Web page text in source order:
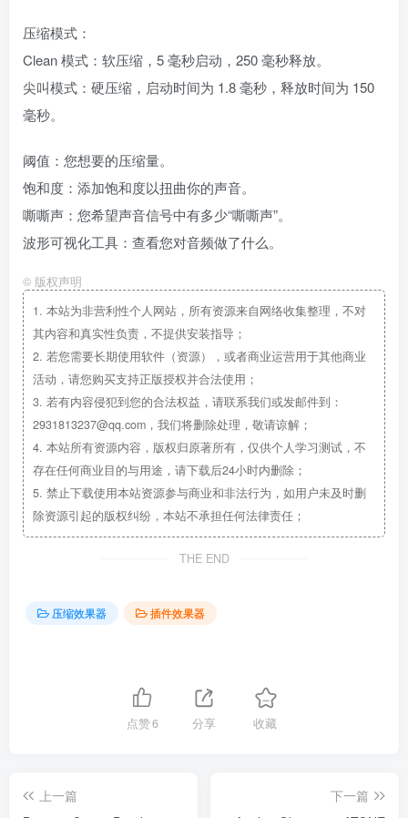
压缩模式：
Clean 模式：软压缩，5 毫秒启动，250 毫秒释放。
尖叫模式：硬压缩，启动时间为 1.8 毫秒，释放时间为 150
毫秒。
阈值：您想要的压缩量。
饱和度：添加饱和度以扭曲你的声音。
嘶嘶声：您希望声音信号中有多少“嘶嘶声”。
波形可视化工具：查看您对音频做了什么。
© 版权声明
1. 本站为非营利性个人网站，所有资源来自网络收集整理，不对
其内容和真实性负责，不提供安装指导；
2. 若您需要长期使用软件（资源），或者商业运营用于其他商业
活动，请您购买支持正版授权并合法使用；
3. 若有内容侵犯到您的合法权益，请联系我们或发邮件到：
2931813237@qq.com，我们将删除处理，敬请谅解；
4. 本站所有资源内容，版权归原著所有，仅供个人学习测试，不
存在任何商业目的与用途，请下载后24小时内删除；
5. 禁止下载使用本站资源参与商业和非法行为，如用户未及时删
除资源引起的版权纠纷，本站不承担任何法律责任；
THE END
压缩效果器 插件效果器
点赞6 分享 收藏
上一篇
下一篇